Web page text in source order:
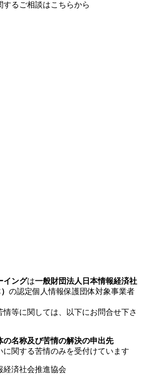
るご相談はこちらから
イングは一般財団法人日本情報経済社
の認定個人情報保護団体対象事業者
等に関しては、以下にお問合せ下さ
の名称及び苦情の解決の申出先
関する苦情のみを受付けています
経済社会推進協会